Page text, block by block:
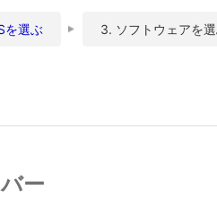
を選ぶ 3. ソフトウェアを
ー